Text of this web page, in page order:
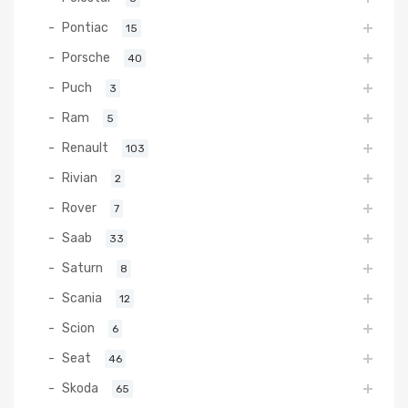
Pontiac 15
Porsche 40
Puch 3
Ram 5
Renault 103
Rivian 2
Rover 7
Saab 33
Saturn 8
Scania 12
Scion 6
Seat 46
Skoda 65